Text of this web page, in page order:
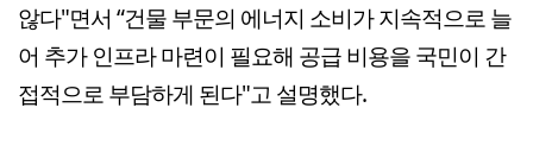
않다"면서 “건물 부문의 에너지 소비가 지속적으로 늘
어 추가 인프라 마련이 필요해 공급 비용을 국민이 간
접적으로 부담하게 된다"고 설명했다.